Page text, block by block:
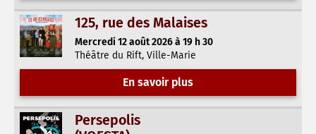
125, rue des Malaises
Mercredi 12 août 2026 à 19 h 30
Théâtre du Rift, Ville-Marie
En savoir plus
Persepolis